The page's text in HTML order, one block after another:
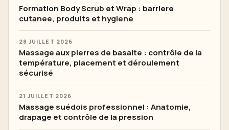
Formation Body Scrub et Wrap : barriere
cutanee, produits et hygiene
28 JUILLET 2026
Massage aux pierres de basalte : contrôle de la
température, placement et déroulement
sécurisé
21 JUILLET 2026
Massage suédois professionnel : Anatomie,
drapage et contrôle de la pression